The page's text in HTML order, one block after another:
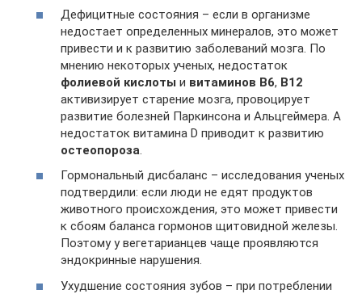
Дефицитные состояния – если в организме
недостает определенных минералов, это может
привести и к развитию заболеваний мозга. По
мнению некоторых ученых, недостаток
фолиевой кислоты и витаминов В6, В12
активизирует старение мозга, провоцирует
развитие болезней Паркинсона и Альцгеймера. А
недостаток витамина D приводит к развитию
остеопороза
Гормональный дисбаланс – исследования ученых
подтвердили: если люди не едят продуктов
животного происхождения, это может привести
к сбоям баланса гормонов щитовидной железы.
Поэтому у вегетарианцев чаще проявляются
эндокринные нарушения.
Ухудшение состояния зубов – при потреблении